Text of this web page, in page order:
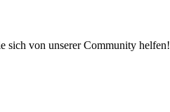
sich von unserer Community helfen!